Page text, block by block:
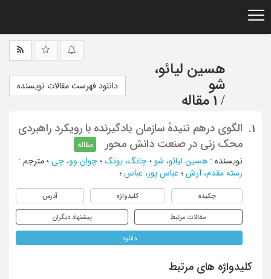
هسین لیائو،
شو
/ 1 مقاله
دانلود فهرست مقالات نویسنده
1.
الگوی درهم تنیدۀ سازمان یادگیرنده با رویکرد راهبردی
محک زنی در صنعت دانش محور
مقاله
نویسنده : هسین لیائو، شو ؛ چانگ، یونگ ؛ چوان وو، چی ؛ مترجم :
رسته مقدم، آرش ؛ عباس پور، عباس ؛
چکیده کلیدواژه آدرس
مقالات مرتبط پیشنهاد دیگران
دانلود
کلیدواژه های مرتبط